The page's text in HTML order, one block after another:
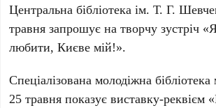
Центральна бібліотека ім. Т. Г.
травня запрошує на творчу зустріч
любити, Києве мій!».
Спеціалізована молодіжна
25 травня показує виставку-реквієм